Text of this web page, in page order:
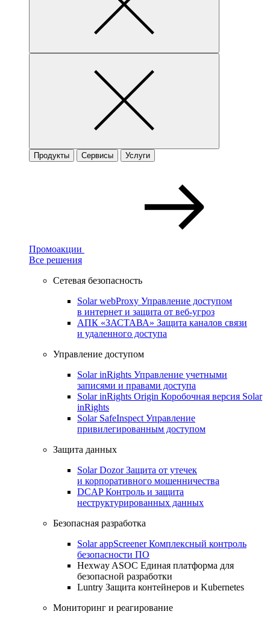
Продукты Сервисы Услуги
Промоакции
Все решения
Сетевая безопасность
Solar webProxy Управление доступом
в интернет и защита от веб-угроз
АПК «ЗАСТАВА» Защита каналов связи
и удаленного доступа
Управление доступом
Solar inRights Управление учетными
записями и правами доступа
Solar inRights Origin Коробочная версия Solar
inRights
Solar SafeInspect Управление
привилегированным доступом
Защита данных
Solar DozorЗащита от утечек
и корпоративного мошенничества
DCAPКонтроль и защита
неструктурированных данных
Безопасная разработка
Solar appScreenerКомплексный контроль
безопасности ПО
Hexway ASOC Единая платформа для
безопасной разработки
Luntry Защита контейнеров и Kubernetes
Мониторинг и реагирование